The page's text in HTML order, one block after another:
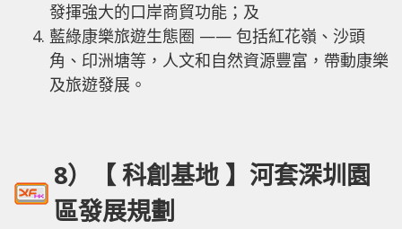
發揮強大的口岸商貿功能；及
藍綠康樂旅遊生態圈 —— 包括紅花嶺、沙頭
角、印洲塘等，人文和自然資源豐富，帶動康樂
及旅遊發展。
8）【 科創基地 】河套深圳園
區發展規劃